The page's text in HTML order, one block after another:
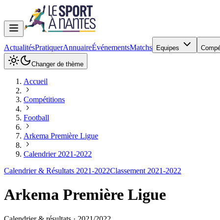
ActualitésPratiquerAnnuaireÉvénementsMatchs Equipes
Changer de thème
Accueil
Compétitions
Football
Arkema Première Ligue
Calendrier 2021-2022
Calendrier & Résultats 2021-2022Classement 2021-2022
Arkema Première Ligue